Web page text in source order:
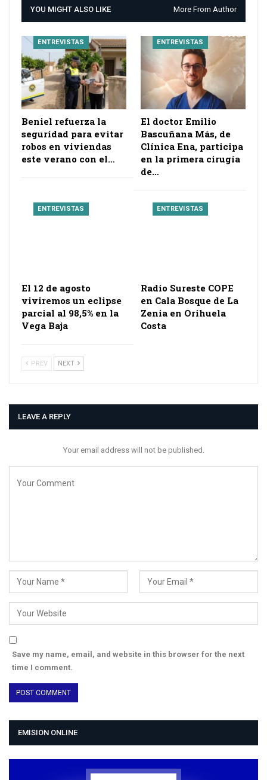
YOU MIGHT ALSO LIKE More From Author
ENTREVISTAS
Beniel refuerza la
seguridad para evitar
robos en viviendas
este verano con el…
ENTREVISTAS
El doctor Emilio
Bascuñana Más, de
Clínica Ena, participa
en la primera cirugía
de…
ENTREVISTAS
El 12 de agosto
viviremos un eclipse
parcial al 98,5% en la
Vega Baja
ENTREVISTAS
Radio Sureste COPE
en Cala Bosque de La
Zenia en Orihuela
Costa
PREV NEXT
LEAVE A REPLY
Your email address will not be published.
Save my name, email, and website in this browser for the next
time I comment.
EMISION ONLINE